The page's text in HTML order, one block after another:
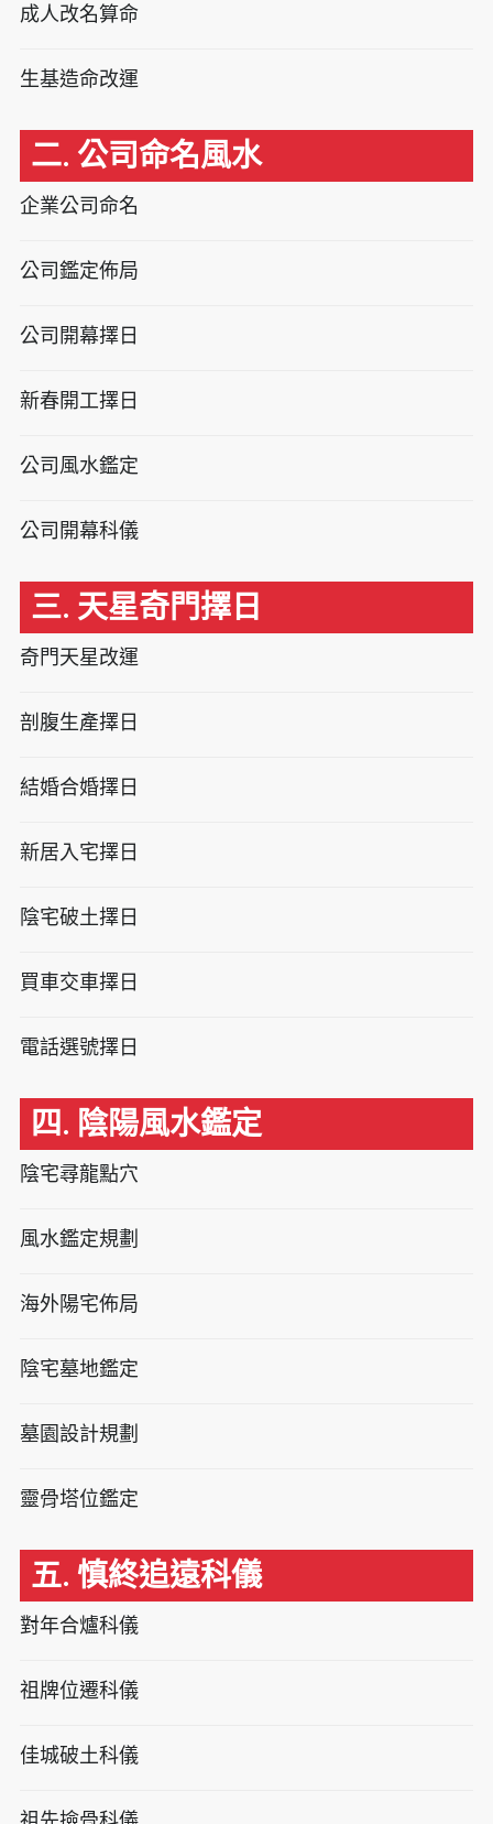
成人改名算命
生基造命改運
二. 公司命名風水
企業公司命名
公司鑑定佈局
公司開幕擇日
新春開工擇日
公司風水鑑定
公司開幕科儀
三. 天星奇門擇日
奇門天星改運
剖腹生產擇日
結婚合婚擇日
新居入宅擇日
陰宅破土擇日
買車交車擇日
電話選號擇日
四. 陰陽風水鑑定
陰宅尋龍點穴
風水鑑定規劃
海外陽宅佈局
陰宅墓地鑑定
墓園設計規劃
靈骨塔位鑑定
五. 慎終追遠科儀
對年合爐科儀
祖牌位遷科儀
佳城破土科儀